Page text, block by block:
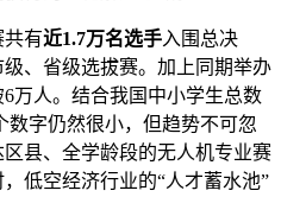
共有近1.7万名选手入围总决
、省级选拔赛。加上同期举办
万人。结合我国中小学生总数
数字仍然很小，但趋势不可忽
县、全学龄段的无人机专业赛
低空经济行业的“人才蓄水池”